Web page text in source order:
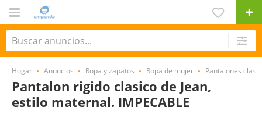
Hogar Anuncios Ropa y zapatos Ropa de mujer Pantalones
Pantalon rigido clasico de Jean,
estilo maternal. IMPECABLE